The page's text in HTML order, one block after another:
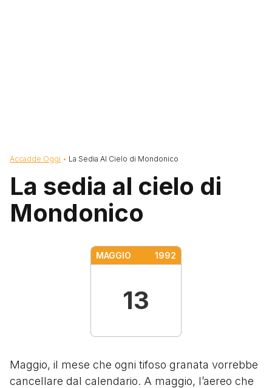
Briciole di pane
Accadde Oggi La Sedia Al Cielo di Mondonico
La sedia al cielo di
Mondonico
MAGGIO 1992
13
Maggio, il mese che ogni tifoso granata vorrebbe
cancellare dal calendario. A maggio, l’aereo che